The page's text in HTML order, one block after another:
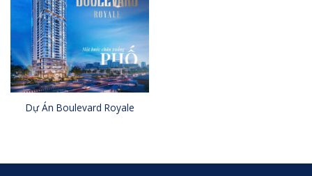
Dự Án Boulevard Royale